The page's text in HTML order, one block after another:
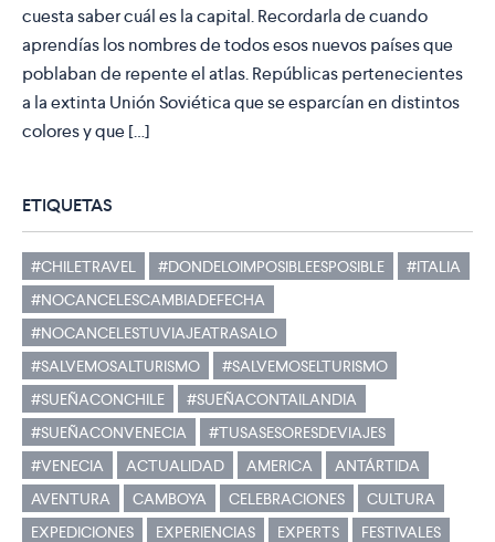
cuesta saber cuál es la capital. Recordarla de cuando
aprendías los nombres de todos esos nuevos países que
poblaban de repente el atlas. Repúblicas pertenecientes
a la extinta Unión Soviética que se esparcían en distintos
colores y que […]
ETIQUETAS
#CHILETRAVEL #DONDELOIMPOSIBLEESPOSIBLE
#ITALIA
#NOCANCELESCAMBIADEFECHA
#NOCANCELESTUVIAJEATRASALO
#SALVEMOSALTURISMO
#SALVEMOSELTURISMO
#SUEÑACONCHILE
#SUEÑACONTAILANDIA
#SUEÑACONVENECIA
#TUSASESORESDEVIAJES
#VENECIA
ACTUALIDAD AMERICA
ANTÁRTIDA
AVENTURA
CAMBOYA CELEBRACIONES
CULTURA
EXPEDICIONES
EXPERIENCIAS EXPERTS
FESTIVALES